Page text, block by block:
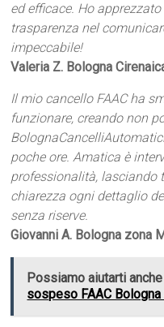
ed efficace. Ho
trasparenza nel
impeccabile!
Valeria Z. Bologna
Il mio cancello FAAC ha
funzionare, creando non
poche ore. Amatica è
professionalità, lasciando
chiarezza ogni dettaglio
senza riserve.
Giovanni A. Bologna zona
Possiamo aiutarti
sospeso FAAC